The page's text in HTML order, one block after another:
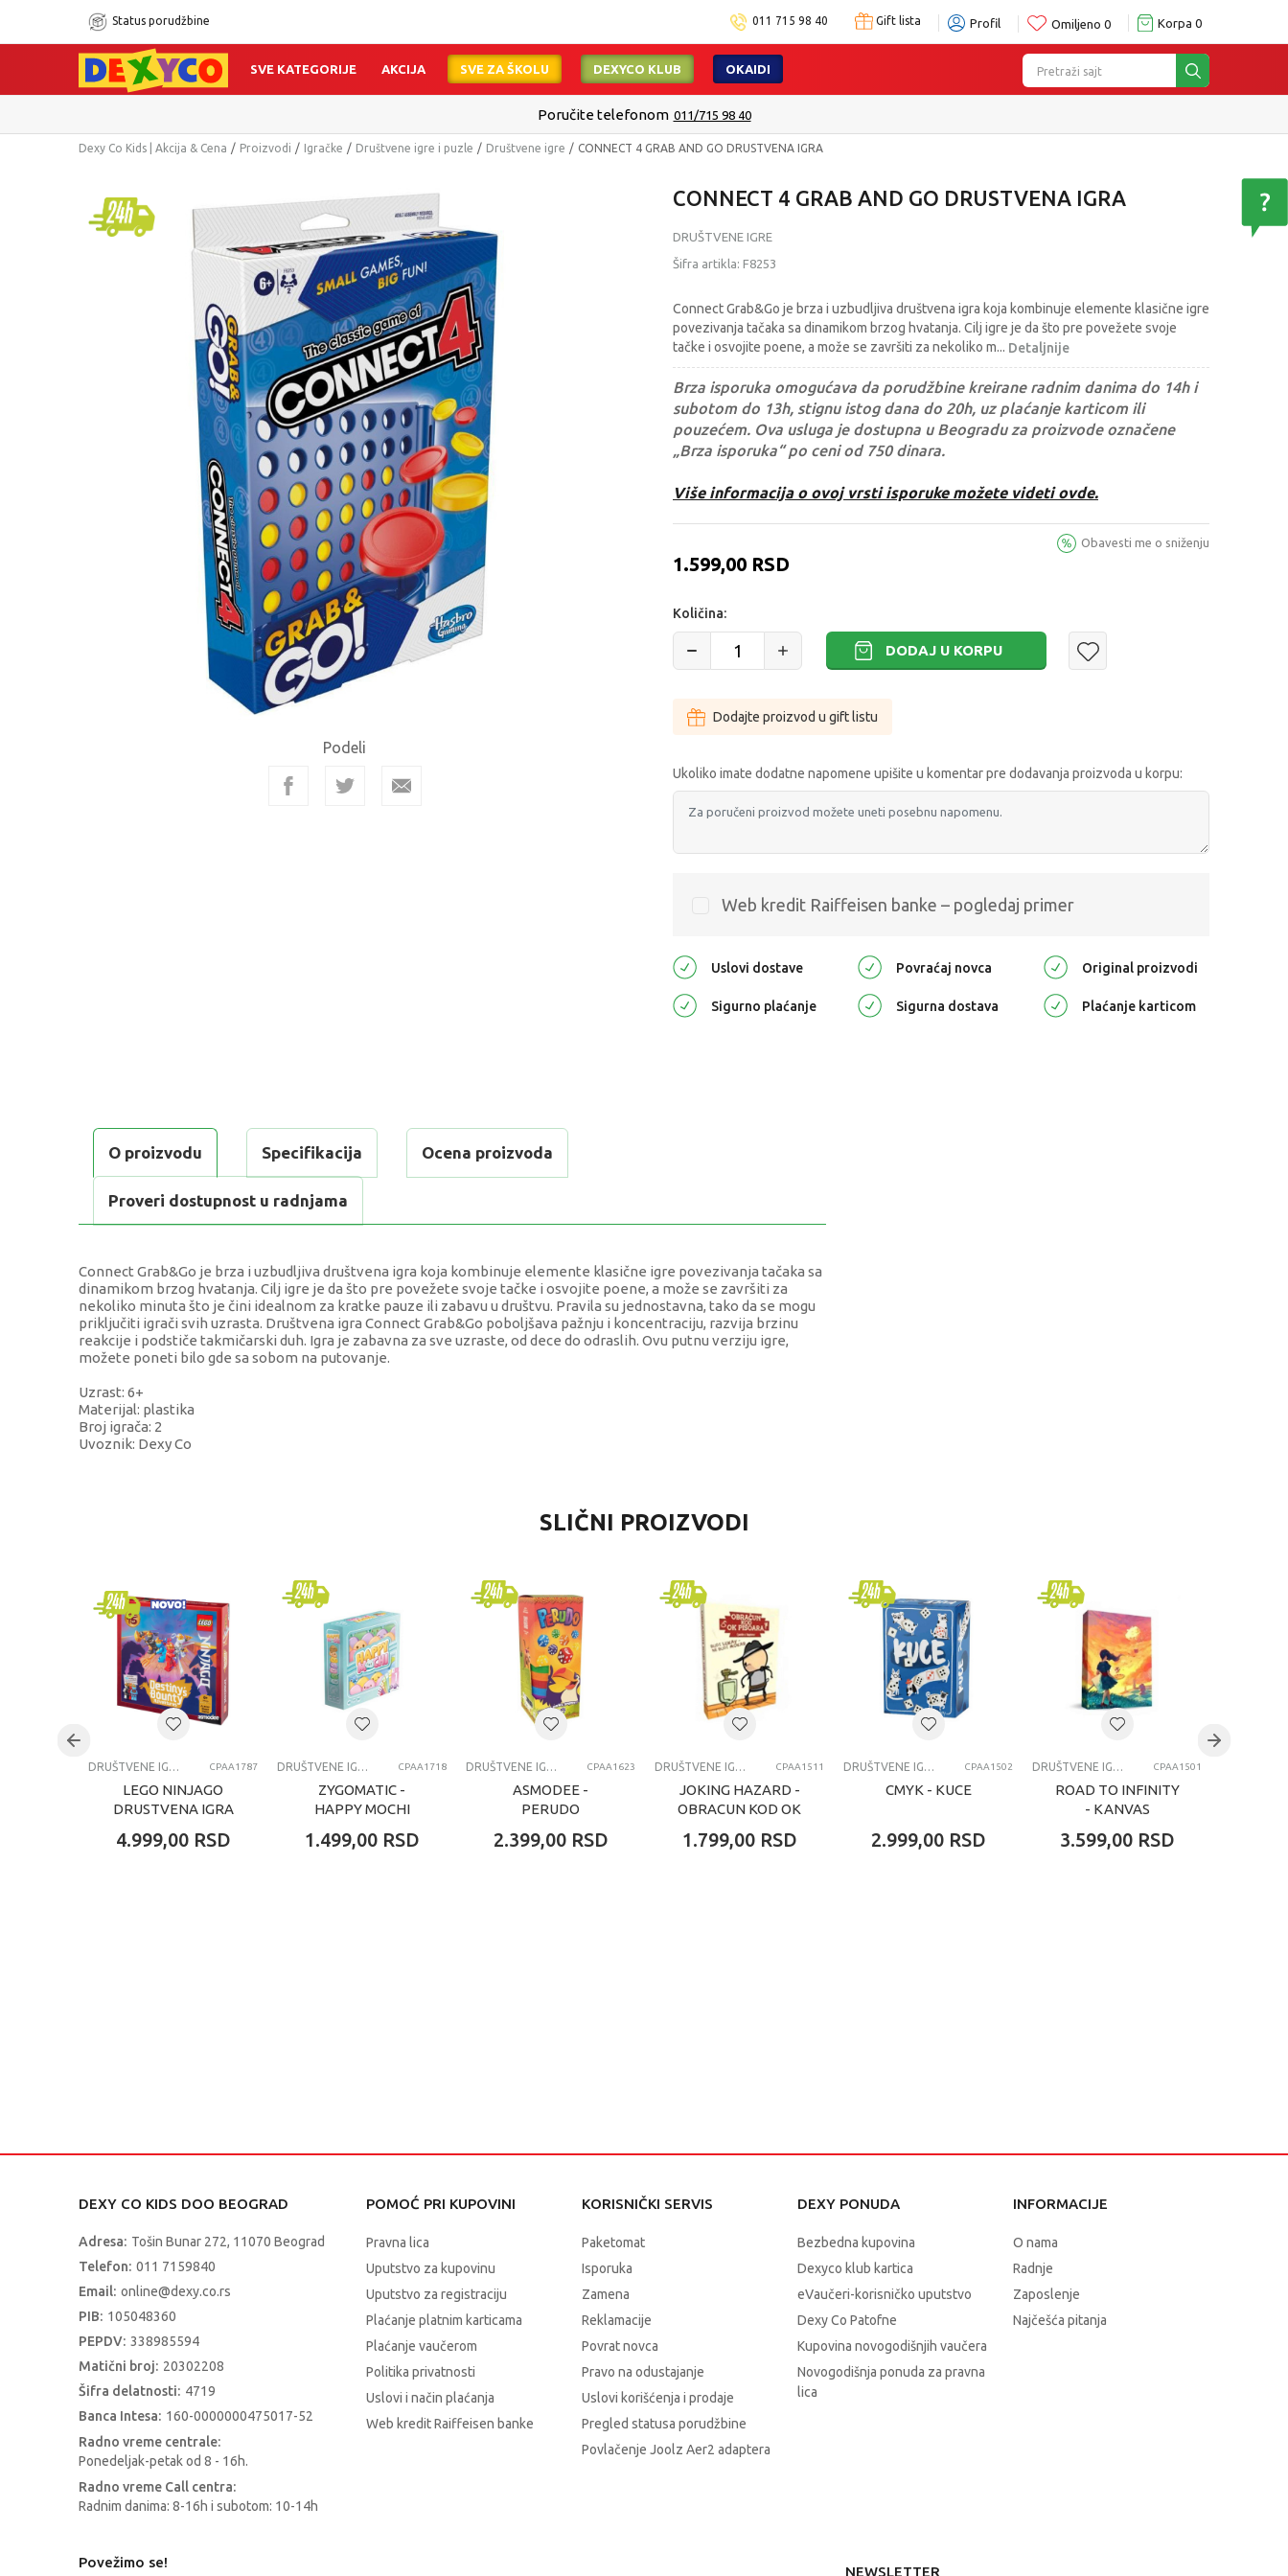
Status porudžbine 011 715 98 40 Gift lista Profil Omiljeno 0 Korpa 0
Pretraži sajt
SVE KATEGORIJE AKCIJA SVE ZA ŠKOLU DEXYCO KLUB OKAIDI
Poručite telefonom 011/715 98 40
Dexy Co Kids | Akcija & Cena Proizvodi Igračke Društvene igre i puzle Društvene igre CONNECT 4 GRAB AND GO DRUSTVENA IGRA
Podeli
CONNECT 4 GRAB AND GO DRUSTVENA IGRA
DRUŠTVENE IGRE
Šifra artikla: F8253
Connect Grab&Go je brza i uzbudljiva društvena igra koja kombinuje elemente klasične igre
povezivanja tačaka sa dinamikom brzog hvatanja. Cilj igre je da što pre povežete svoje
tačke i osvojite poene, a može se završiti za nekoliko m... Detaljnije
Brza isporuka omogućava da porudžbine kreirane radnim danima do 14h i
subotom do 13h, stignu istog dana do 20h, uz plaćanje karticom ili
pouzećem. Ova usluga je dostupna u Beogradu za proizvode označene
„Brza isporuka“ po ceni od 750 dinara.
Više informacija o ovoj vrsti isporuke možete videti ovde.
1.599,00 RSD
Obavesti me o sniženju
Količina:
DODAJ U KORPU
Dodajte proizvod u gift listu
Ukoliko imate dodatne napomene upišite u komentar pre dodavanja proizvoda u korpu:
Web kredit Raiffeisen banke – pogledaj primer
Uslovi dostave Povraćaj novca Original proizvodi
Sigurno plaćanje Sigurna dostava Plaćanje karticom
O proizvodu Specifikacija Ocena proizvoda
Proveri dostupnost u radnjama
Connect Grab&Go je brza i uzbudljiva društvena igra koja kombinuje elemente klasične igre povezivanja tačaka sa
dinamikom brzog hvatanja. Cilj igre je da što pre povežete svoje tačke i osvojite poene, a može se završiti za
nekoliko minuta što je čini idealnom za kratke pauze ili zabavu u društvu. Pravila su jednostavna, tako da se mogu
priključiti igrači svih uzrasta. Društvena igra Connect Grab&Go poboljšava pažnju i koncentraciju, razvija brzinu
reakcije i podstiče takmičarski duh. Igra je zabavna za sve uzraste, od dece do odraslih. Ovu putnu verziju igre,
možete poneti bilo gde sa sobom na putovanje.
Uzrast: 6+
Materijal: plastika
Broj igrača: 2
Uvoznik: Dexy Co
Društvene igre
MB igre
Pol univerzalno
Uzrast 8+ godina
Kategorija DRUŠTVENE IGRE
SLIČNI PROIZVODI
DRUŠTVENE IGRE CPAA1787
LEGO NINJAGO
DRUSTVENA IGRA
4.999,00 RSD
DRUŠTVENE IGRE CPAA1718
ZYGOMATIC -
HAPPY MOCHI
1.499,00 RSD
DRUŠTVENE IGRE CPAA1623
ASMODEE -
PERUDO
2.399,00 RSD
DRUŠTVENE IGRE CPAA1511
JOKING HAZARD -
OBRACUN KOD OK
1.799,00 RSD
DRUŠTVENE IGRE CPAA1502
CMYK - KUCE
2.999,00 RSD
DRUŠTVENE IGRE CPAA1501
ROAD TO INFINITY
- KANVAS
3.599,00 RSD
DEXY CO KIDS DOO BEOGRAD
Adresa: Tošin Bunar 272, 11070 Beograd
Telefon: 011 7159840
Email: online@dexy.co.rs
PIB: 105048360
PEPDV: 338985594
Matični broj: 20302208
Šifra delatnosti: 4719
Banca Intesa: 160-0000000475017-52
Radno vreme centrale:
Ponedeljak-petak od 8 - 16h.
Radno vreme Call centra:
Radnim danima: 8-16h i subotom: 10-14h
POMOĆ PRI KUPOVINI
Pravna lica
Uputstvo za kupovinu
Uputstvo za registraciju
Plaćanje platnim karticama
Plaćanje vaučerom
Politika privatnosti
Uslovi i način plaćanja
Web kredit Raiffeisen banke
KORISNIČKI SERVIS
Paketomat
Isporuka
Zamena
Reklamacije
Povrat novca
Pravo na odustajanje
Uslovi korišćenja i prodaje
Pregled statusa porudžbine
Povlačenje Joolz Aer2 adaptera
DEXY PONUDA
Bezbedna kupovina
Dexyco klub kartica
eVaučeri-korisničko uputstvo
Dexy Co Patofne
Kupovina novogodišnjih vaučera
Novogodišnja ponuda za pravna
lica
INFORMACIJE
O nama
Radnje
Zaposlenje
Najčešća pitanja
Povežimo se!
NEWSLETTER